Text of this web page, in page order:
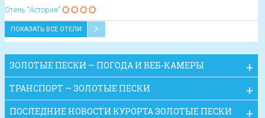
Отель "Астория"
ПОКАЗАТЬ ВСЕ ОТЕЛИ
ЗОЛОТЫЕ ПЕСКИ — ПОГОДА И ВЕБ-КАМЕРЫ
ТРАНСПОРТ — ЗОЛОТЫЕ ПЕСКИ
ПОСЛЕДНИЕ НОВОСТИ КУРОРТА ЗОЛОТЫЕ ПЕСКИ